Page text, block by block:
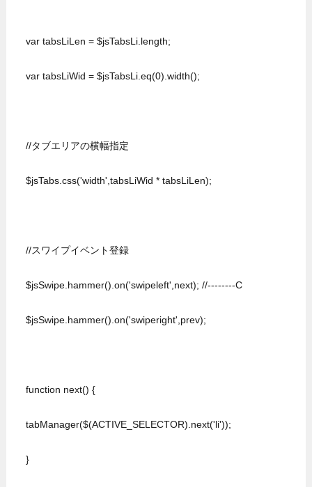
  var tabsLiLen = $jsTabsLi.length;
  var tabsLiWid = $jsTabsLi.eq(0).width();
  //タブエリアの横幅指定
  $jsTabs.css('width',tabsLiWid * tabsLiLen);
  //スワイプイベント登録
  $jsSwipe.hammer().on('swipeleft',next); //--------C
  $jsSwipe.hammer().on('swiperight',prev);
  function next() {
  tabManager($(ACTIVE_SELECTOR).next('li'));
  }